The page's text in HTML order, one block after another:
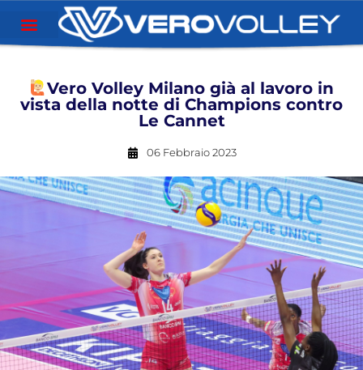
Vero Volley Milano già al lavoro in
vista della notte di Champions contro
Le Cannet
06 Febbraio 2023